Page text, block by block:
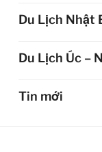
Du Lịch Nhật
Du Lịch Úc –
Tin mới